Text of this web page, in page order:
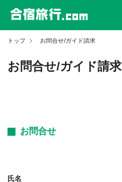
トップ お問合せ/ガイド請求
お問合せ/ガイド請求
お問合せ
氏名